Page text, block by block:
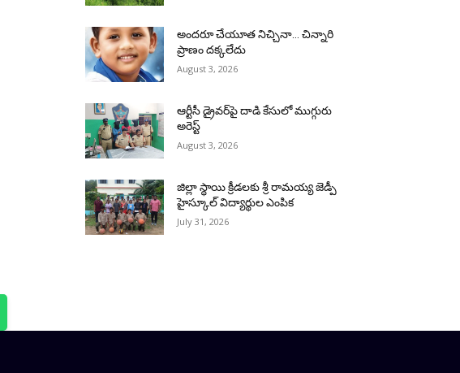
అందరూ చేయూత నిచ్చినా… చిన్నారి
ప్రాణం దక్కలేదు
August 3, 2026
ఆర్టీసీ డ్రైవర్‌పై దాడి కేసులో ముగ్గురు
అరెస్ట్
August 3, 2026
జిల్లా స్థాయి క్రీడలకు శ్రీ రామయ్య జెడ్పీ
హైస్కూల్ విద్యార్థుల ఎంపిక
July 31, 2026